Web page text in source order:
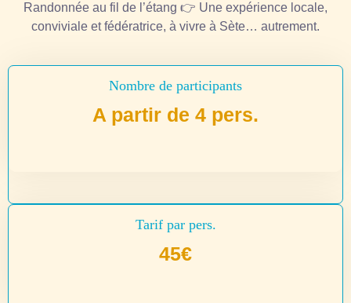
Randonnée au fil de l’étang 👉 Une expérience locale,
conviviale et fédératrice, à vivre à Sète… autrement.
Nombre de participants
A partir de 4 pers.
Tarif par pers.
45€